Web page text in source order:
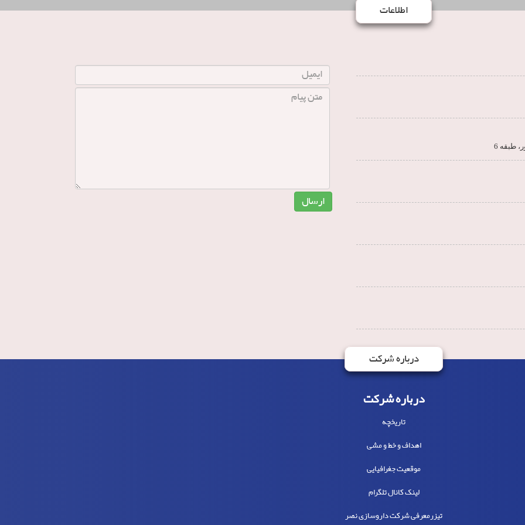
اطلاعات
ارسال
درباره شرکت
درباره شرکت
تاریخچه
اهداف و خط و مشی
موقعیت جغرافیایی
لینک کانال تلگرام
تیزرمعرفی شرکت داروسازی نصر